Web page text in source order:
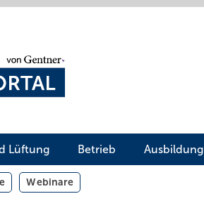
Lüftung Betrieb Ausbildung
Webinare